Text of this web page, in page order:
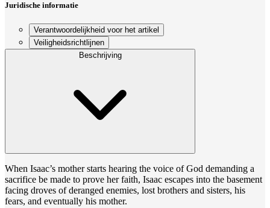
Juridische informatie
Verantwoordelijkheid voor het artikel
Veiligheidsrichtlijnen
Beschrijving
When Isaac’s mother starts hearing the voice of God demanding a
sacrifice be made to prove her faith, Isaac escapes into the basement
facing droves of deranged enemies, lost brothers and sisters, his
fears, and eventually his mother.